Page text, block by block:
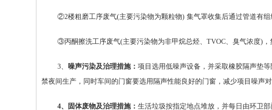
②2楼粗磨工序废气(主要污染物为颗粒物)集气罩收集后通过管道有组
③丙酮擦洗工序废气(主要污染物为非甲烷总烃、TVOC、臭气浓度)
3、噪声污染及治理措施：项目选用低噪声设备，并采取橡胶隔声垫
禁夜间生产，同时车间的门窗要选用隔声性能良好的门窗，减少项目噪声对
4、固体废物及治理措施：生活垃圾按指定地点堆放，并每日由环卫